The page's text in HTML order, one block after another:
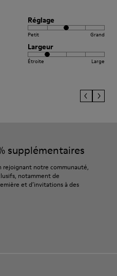
Réglage
Petit Grand
Largeur
Étroite Large
supplémentaires
rejoignant notre communauté,
notamment de
et d’invitations à des